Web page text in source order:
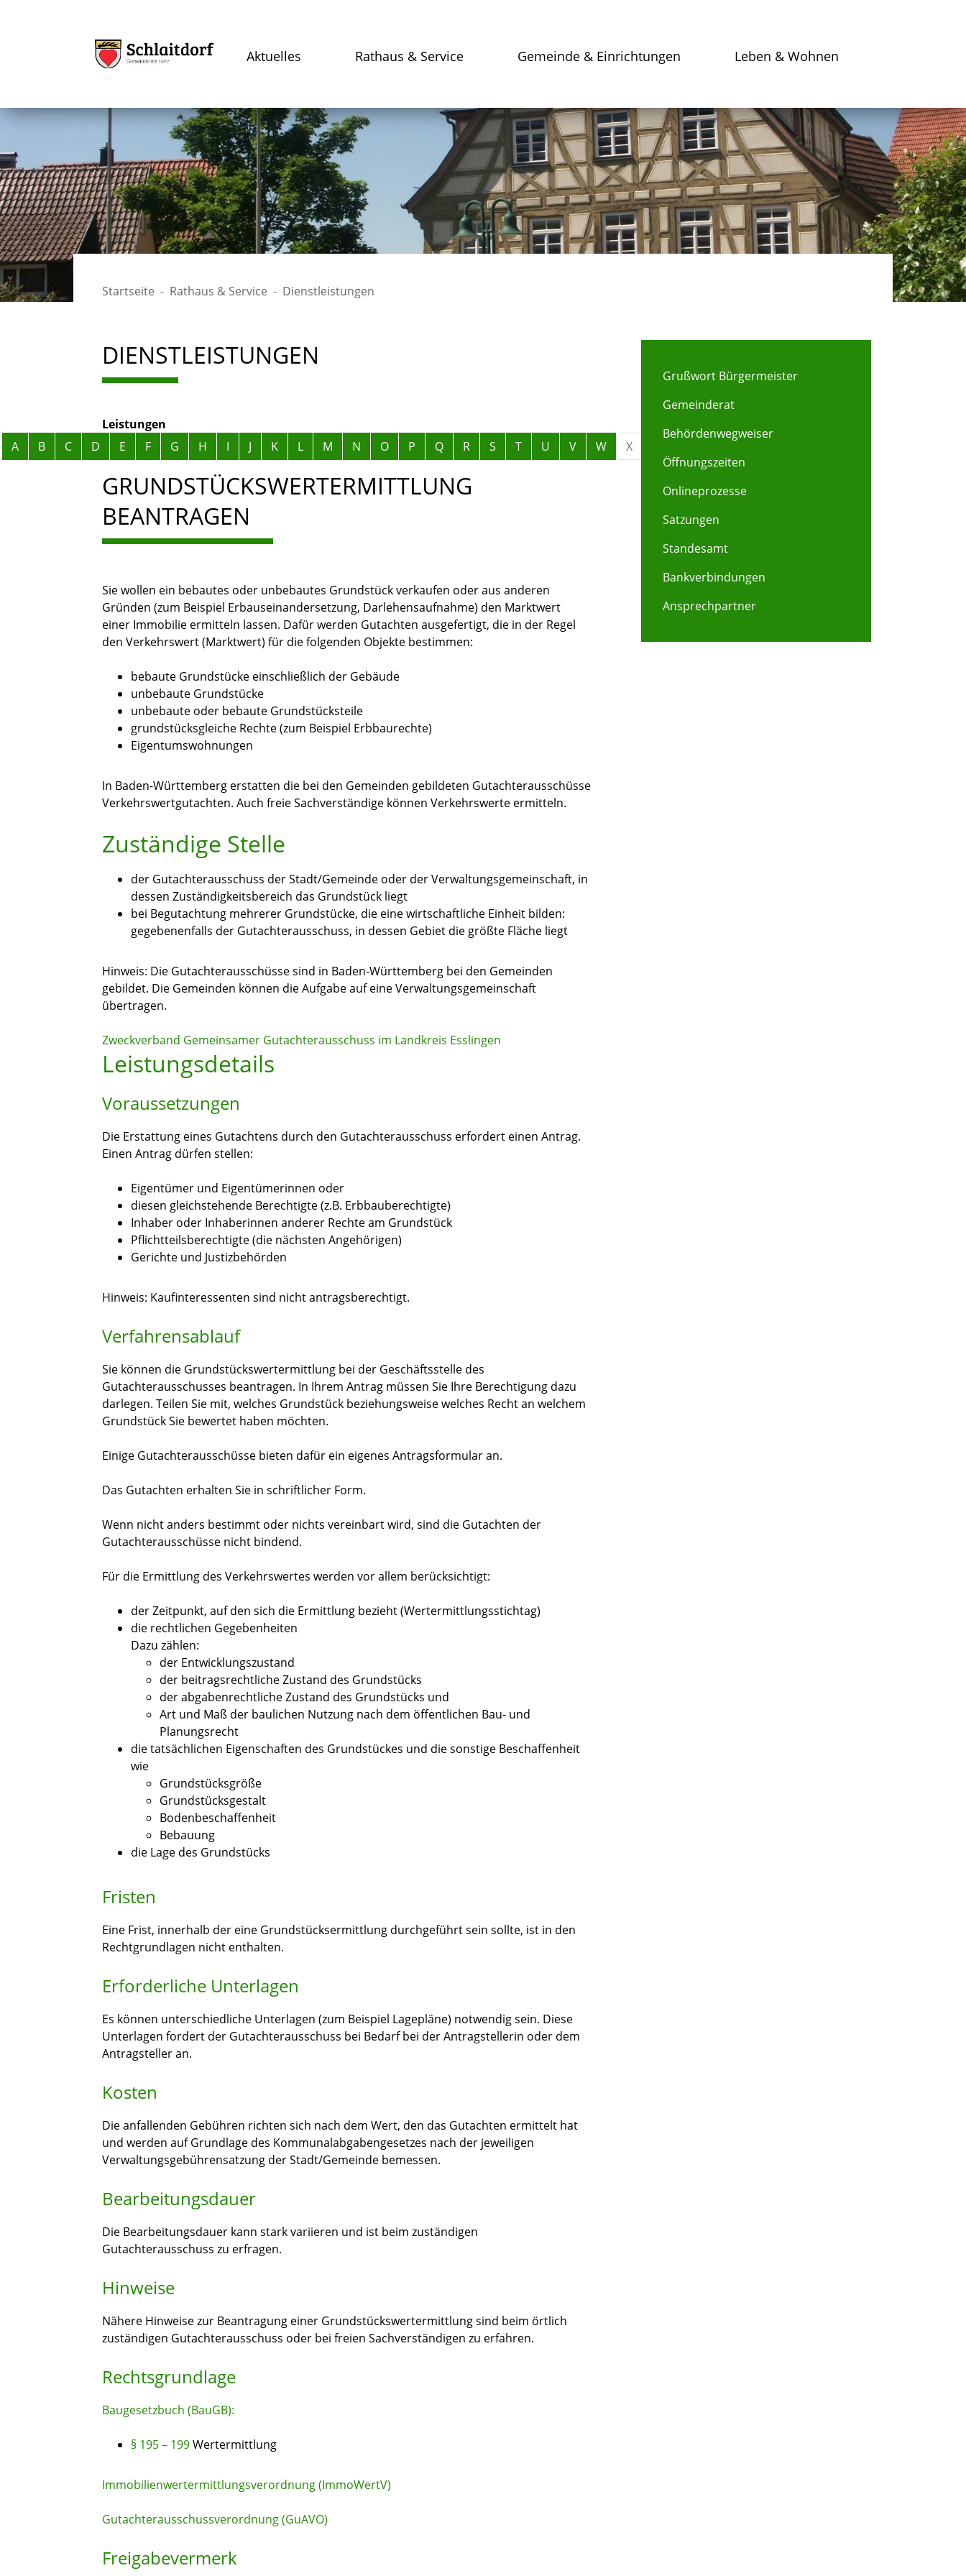
Aktuelles Rathaus & Service Gemeinde & Einrichtungen Leben & Wohnen
Startseite Rathaus & Service Dienstleistungen
DIENSTLEISTUNGEN
Leistungen
Alphabetisches Register überspringen
A B C D E F G H I J K L M N O P Q R S T U V W X
GRUNDSTÜCKSWERTERMITTLUNG
BEANTRAGEN
Sie wollen ein bebautes oder unbebautes Grundstück verkaufen oder aus anderen
Gründen (zum Beispiel Erbauseinandersetzung, Darlehensaufnahme) den Marktwert
einer Immobilie ermitteln lassen. Dafür werden Gutachten ausgefertigt, die in der Regel
den Verkehrswert (Marktwert) für die folgenden Objekte bestimmen:
bebaute Grundstücke einschließlich der Gebäude
unbebaute Grundstücke
unbebaute oder bebaute Grundstücksteile
grundstücksgleiche Rechte(zum Beispiel Erbbaurechte)
Eigentumswohnungen
In Baden-Württemberg erstatten die bei den Gemeinden gebildeten Gutachterausschüsse
Verkehrswertgutachten. Auch freie Sachverständige können Verkehrswerte ermitteln.
Zuständige Stelle
der Gutachterausschuss der Stadt/Gemeinde oder der Verwaltungsgemeinschaft, in
dessen Zuständigkeitsbereich das Grundstück liegt
bei Begutachtung mehrerer Grundstücke, die eine wirtschaftliche Einheit bilden:
gegebenenfalls der Gutachterausschuss, in dessen Gebiet die größte Fläche liegt
Hinweis: Die Gutachterausschüsse sind in Baden-Württemberg bei den Gemeinden
gebildet. Die Gemeinden können die Aufgabe auf eine Verwaltungsgemeinschaft
übertragen.
Zweckverband Gemeinsamer Gutachterausschuss im Landkreis Esslingen
Leistungsdetails
Voraussetzungen
Die Erstattung eines Gutachtens durch den Gutachterausschuss erfordert einen Antrag.
Einen Antrag dürfen stellen:
Eigentümer und Eigentümerinnen oder
diesen gleichstehende Berechtigte (z.B. Erbbauberechtigte)
Inhaber oder Inhaberinnen anderer Rechte am Grundstück
Pflichtteilsberechtigte (die nächsten Angehörigen)
Gerichte und Justizbehörden
Hinweis: Kaufinteressenten sind nicht antragsberechtigt.
Verfahrensablauf
Sie können die Grundstückswertermittlung bei der Geschäftsstelle des
Gutachterausschusses beantragen. In Ihrem Antrag müssen Sie Ihre Berechtigung dazu
darlegen. Teilen Sie mit, welches Grundstück beziehungsweise welches Recht an welchem
Grundstück Sie bewertet haben möchten.
Einige Gutachterausschüsse bieten dafür ein eigenes Antragsformular an.
Das Gutachten erhalten Sie in schriftlicher Form.
Wenn nicht anders bestimmt oder nichts vereinbart wird, sind die Gutachten der
Gutachterausschüsse nicht bindend.
Für die Ermittlung des Verkehrswertes werden vor allem berücksichtigt:
der Zeitpunkt, auf den sich die Ermittlung bezieht (Wertermittlungsstichtag)
die rechtlichen Gegebenheiten
Dazu zählen:
der Entwicklungszustand
der beitragsrechtliche Zustand des Grundstücks
der abgabenrechtliche Zustand des Grundstücks und
Art und Maß der baulichen Nutzung nach dem öffentlichen Bau- und
Planungsrecht
die tatsächlichen Eigenschaften des Grundstückes und die sonstige Beschaffenheit
wie
Grundstücksgröße
Grundstücksgestalt
Bodenbeschaffenheit
Bebauung
die Lage des Grundstücks
Fristen
Eine Frist, innerhalb der eine Grundstücksermittlung durchgeführt sein sollte, ist in den
Rechtgrundlagen nicht enthalten.
Erforderliche Unterlagen
Es können unterschiedliche Unterlagen (zum Beispiel Lagepläne) notwendig sein. Diese
Unterlagen fordert der Gutachterausschuss bei Bedarf bei der Antragstellerin oder dem
Antragsteller an.
Kosten
Die anfallenden Gebühren richten sich nach dem Wert, den das Gutachten ermittelt hat
und werden auf Grundlage des Kommunalabgabengesetzes nach der jeweiligen
Verwaltungsgebührensatzung der Stadt/Gemeinde bemessen.
Bearbeitungsdauer
Die Bearbeitungsdauer kann stark variieren und ist beim zuständigen
Gutachterausschuss zu erfragen.
Hinweise
Nähere Hinweise zur Beantragung einer Grundstückswertermittlung sind beim örtlich
zuständigen Gutachterausschuss oder bei freien Sachverständigen zu erfahren.
Rechtsgrundlage
Baugesetzbuch (BauGB):
§ 195 – 199Wertermittlung
Immobilienwertermittlungsverordnung (ImmoWertV)
Gutachterausschussverordnung (GuAVO)
Freigabevermerk
Grußwort Bürgermeister
Gemeinderat
Behördenwegweiser
Öffnungszeiten
Onlineprozesse
Satzungen
Standesamt
Bankverbindungen
Ansprechpartner